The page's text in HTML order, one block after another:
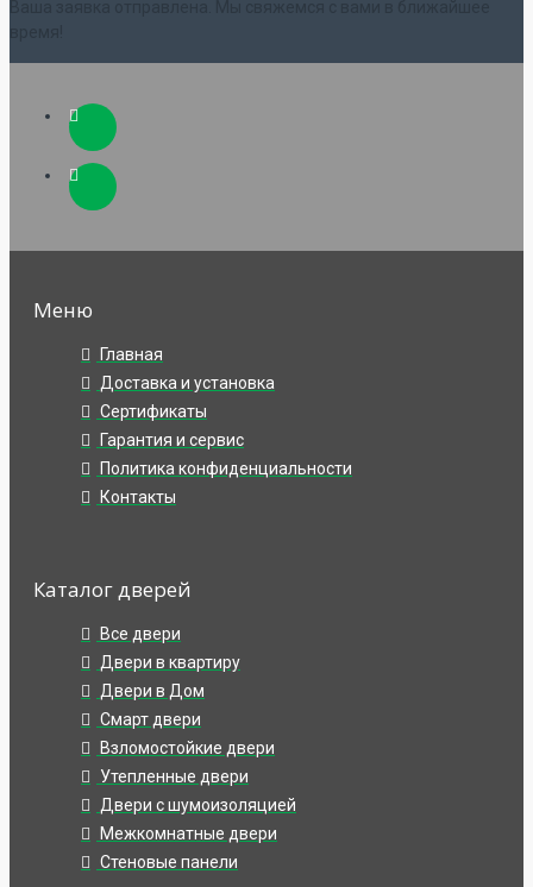
Меню
Главная
Доставка и установка
Сертификаты
Гарантия и сервис
Политика конфиденциальности
Контакты
Каталог дверей
Все двери
Двери в квартиру
Двери в Дом
Смарт двери
Взломостойкие двери
Утепленные двери
Двери с шумоизоляцией
Межкомнатные двери
Стеновые панели